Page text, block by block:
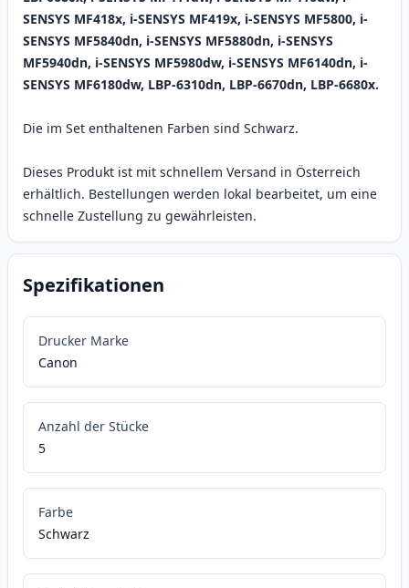
SENSYS MF418x, i-SENSYS MF419x, i-SENSYS MF5800, i-
SENSYS MF5840dn, i-SENSYS MF5880dn, i-SENSYS
MF5940dn, i-SENSYS MF5980dw, i-SENSYS MF6140dn, i-
SENSYS MF6180dw, LBP-6310dn, LBP-6670dn, LBP-6680x.
Die im Set enthaltenen Farben sind Schwarz.
Dieses Produkt ist mit schnellem Versand in Österreich
erhältlich. Bestellungen werden lokal bearbeitet, um eine
schnelle Zustellung zu gewährleisten.
Spezifikationen
Drucker Marke
Canon
Anzahl der Stücke
5
Farbe
Schwarz